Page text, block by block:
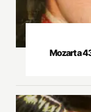
Mozart a